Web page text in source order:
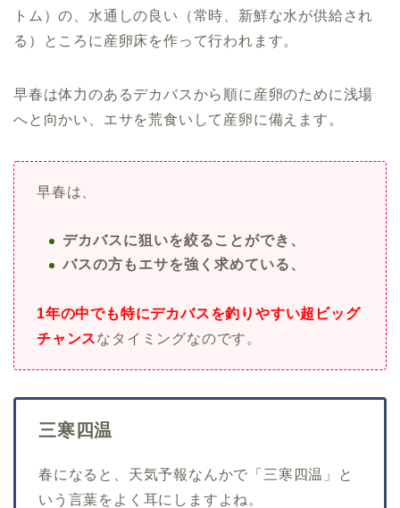
トム）の、水通しの良い（常時、新鮮な水が供給され
る）ところに産卵床を作って行われます。
早春は体力のあるデカバスから順に産卵のために浅場
へと向かい、エサを荒食いして産卵に備えます。
早春は、
デカバスに狙いを絞ることができ、
バスの方もエサを強く求めている、
1年の中でも特にデカバスを釣りやすい超ビッグ
チャンスなタイミングなのです。
三寒四温
春になると、天気予報なんかで「三寒四温」と
いう言葉をよく耳にしますよね。